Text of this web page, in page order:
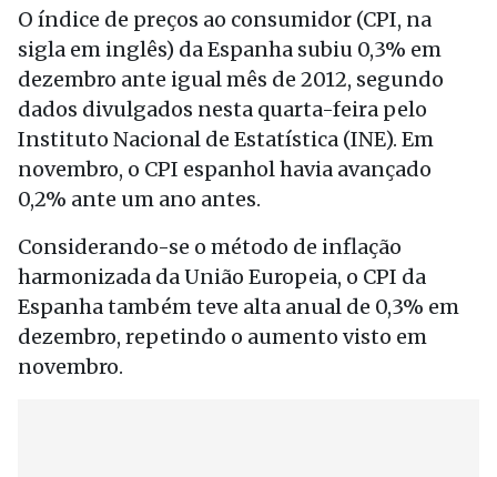
O índice de preços ao consumidor (CPI, na
sigla em inglês) da Espanha subiu 0,3% em
dezembro ante igual mês de 2012, segundo
dados divulgados nesta quarta-feira pelo
Instituto Nacional de Estatística (INE). Em
novembro, o CPI espanhol havia avançado
0,2% ante um ano antes.
Considerando-se o método de inflação
harmonizada da União Europeia, o CPI da
Espanha também teve alta anual de 0,3% em
dezembro, repetindo o aumento visto em
novembro.